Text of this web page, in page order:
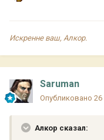
Искренне ваш, Алкор.
Saruman
Опубликовано 26
Алкор сказал: